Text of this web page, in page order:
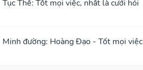
Tục Thế: Tốt mọi việc, nhất là cưới hỏi
Minh đường: Hoàng Đạo - Tốt mọi việc